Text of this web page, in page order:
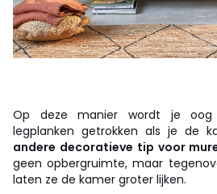
Op deze manier wordt je
legplanken getrokken als je de
andere decoratieve tip voor
geen opbergruimte, maar
laten ze de kamer groter lijken.